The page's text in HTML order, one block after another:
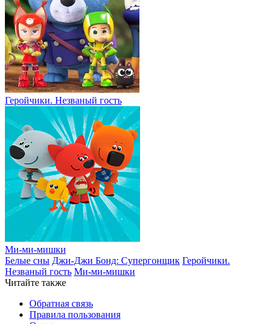
Геройчики. Незваный гость
Ми-ми-мишки
Белые сны Джи-Джи Бонд: Супергонщик Геройчики.
Незваный гость Ми-ми-мишки
Читайте также
Обратная связь
Правила пользования